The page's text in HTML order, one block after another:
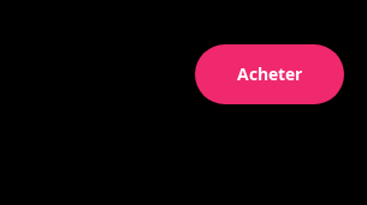
Acheter